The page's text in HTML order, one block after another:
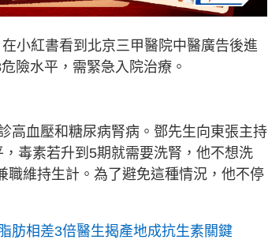
小紅書看到北京三甲醫院中醫廣告後進
險水平，需緊急入院治療。
高血壓和糖尿病腎病。鄧先生向東張主持
毒素若升到5期就需要洗腎，他不想洗
維持生計。為了避免這種情況，他不停
肪相差3倍醫生揭產地成抗生素關鍵